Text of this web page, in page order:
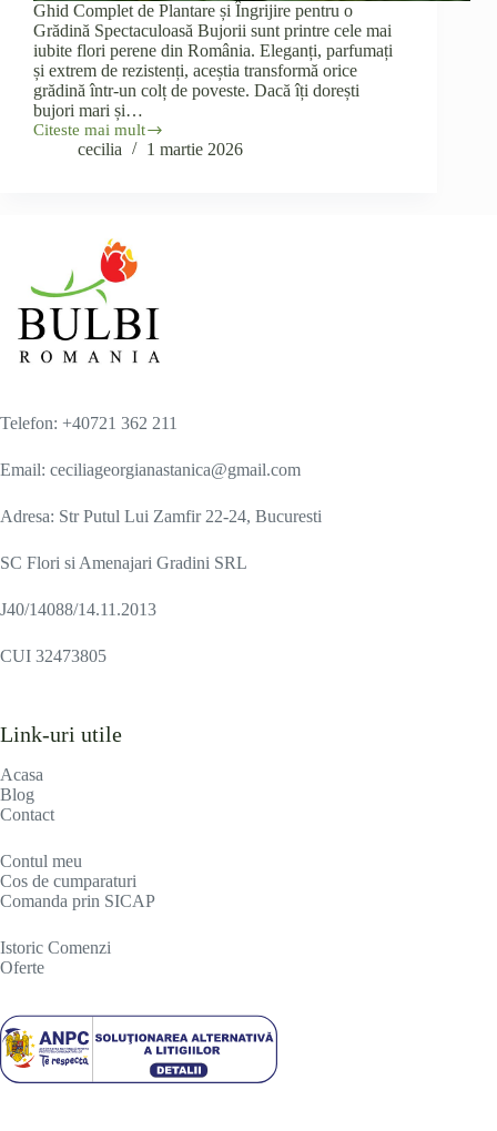
Ghid Complet de Plantare și Îngrijire pentru o
Grădină Spectaculoasă Bujorii sunt printre cele mai
iubite flori perene din România. Eleganți, parfumați
și extrem de rezistenți, aceștia transformă orice
grădină într-un colț de poveste. Dacă îți dorești
bujori mari și…
Citeste mai mult
Bujori
cecilia 1 martie 2026
Telefon: +40721 362 211
Email: ceciliageorgianastanica@gmail.com
Adresa: Str Putul Lui Zamfir 22-24, Bucuresti
SC Flori si Amenajari Gradini SRL
J40/14088/14.11.2013
CUI 32473805
Link-uri utile
Acasa
Blog
Contact
Contul meu
Cos de cumparaturi
Comanda prin SICAP
Istoric Comenzi
Oferte